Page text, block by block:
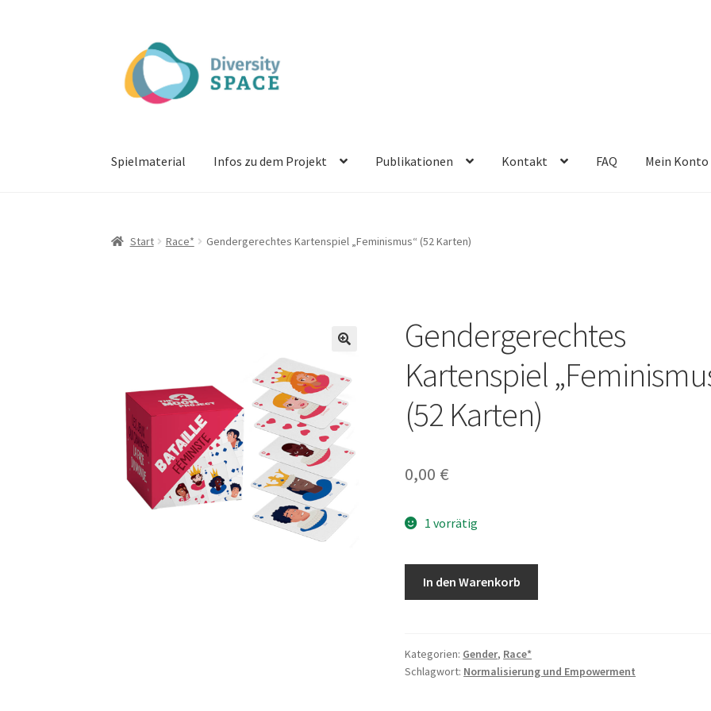
Navigation
springen
Inhalt
springen
Spielmaterial Infos zu dem Projekt Publikationen Kontakt FAQ Mein Konto
Start Race* Gendergerechtes Kartenspiel „Feminismus“ (52 Karten)
Gendergerechtes
Kartenspiel
(52 Karten)
0,00 €
1 vorrätig
Karten)
Menge
In den Warenkorb
Kategorien: Gender, Race*
Schlagwort: Normalisierung und Empowerment